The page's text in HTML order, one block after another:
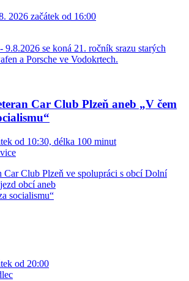
2026 začátek od 16:00
se koná 21. ročník srazu starých
a Porsche ve Vodokrtech.
Car Club Plzeň aneb „V čem
od 10:30, délka 100 minut
Car Club Plzeň ve spolupráci s obcí Dolní
obcí aneb
socialismu“
od 20:00